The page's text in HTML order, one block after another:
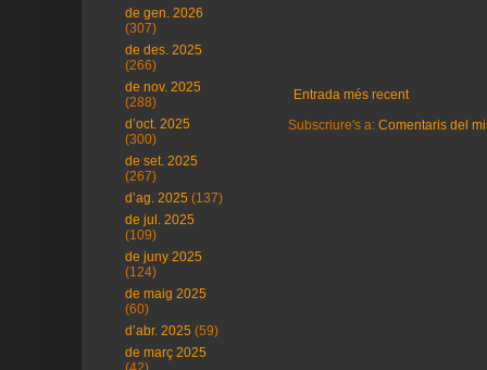
Entrada més recent
Subscriure's a: Comentaris del
de gen. 2026
(307)
de des. 2025
(266)
de nov. 2025
(288)
d’oct. 2025
(300)
de set. 2025
(267)
d’ag. 2025 (137)
de jul. 2025
(109)
de juny 2025
(124)
de maig 2025
(60)
d’abr. 2025 (59)
de març 2025